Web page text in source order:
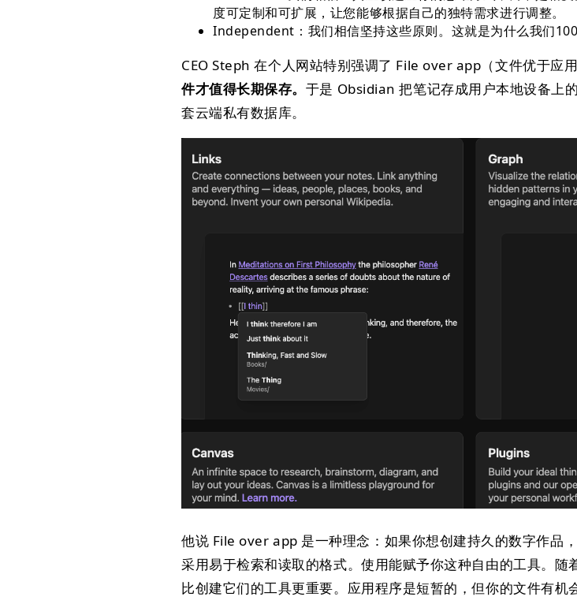
度可定制和可扩展，让您能够根据自己的独特需求进行调整。
Independent：我们相信坚持这些原则。这就是为什么我们
CEO Steph 在个人网站特别强调了 File over app（文件优于应
件才值得长期保存。 于是 Obsidian 把笔记存成用户本地设备上
套云端私有数据库。
他说 File over app 是一种理念：如果你想创建持久的数字作品
采用易于检索和读取的格式。使用能赋予你这种自由的工具。随
比创建它们的工具更重要。应用程序是短暂的，但你的文件有机